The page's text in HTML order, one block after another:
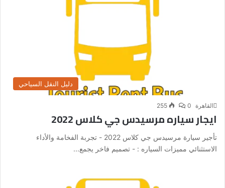
دليل النقل السياحي
القاهرة 0
255
ايجار سياره مرسيدس جي كلاس 2022
تأجير سيارة مرسيدس جي كلاس 2022 - تجربة الفخامة والأداء
الاستثنائي مميزات السياره : - تصميم فاخر يجمع...